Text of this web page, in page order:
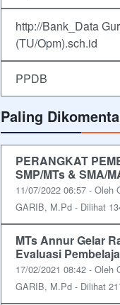
http://Bank_Data
(TU/Opm).sch.id
PPDB
Paling
PERANGKAT
SMP/MTs & SMA/
11/07/2022 06:57 - Oleh
GARIB, M.Pd - Dilihat
MTs Annur Gelar
Evaluasi
17/02/2021 08:42 - Oleh
GARIB, M.Pd - Dilihat